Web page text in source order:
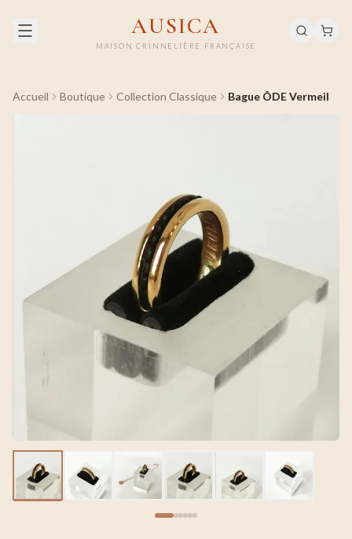
AUSICA
MAISON CRINNELIÈRE FRANÇAISE
Accueil Boutique Collection Classique Bague ÔDE Vermeil